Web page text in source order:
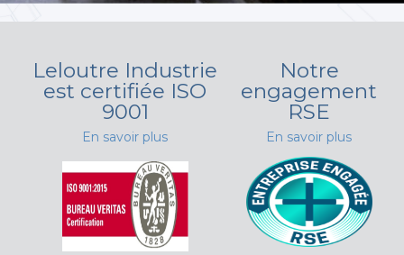
Leloutre Industrie
est certifiée ISO
9001
En savoir plus
Notre
engagement
RSE
En savoir plus